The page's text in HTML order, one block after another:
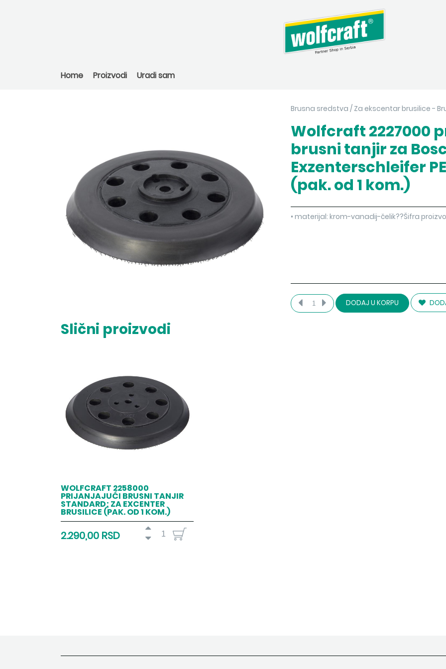
Home Proizvodi Uradi sam
Brusna sredstva / Za ekscentar brusilice -
Wolfcraft 2227000
brusni tanjir za
Exzenterschleifer
(pak. od 1 kom.)
• materijal: krom-vanadij-čelik??Šifra
DODAJ U KORPU
Slični proizvodi
WOLFCRAFT 2258000
PRIJANJAJUĆI BRUSNI TANJIR
STANDARD; ZA EXCENTER
BRUSILICE (PAK. OD 1 KOM.)
2.290,00 RSD